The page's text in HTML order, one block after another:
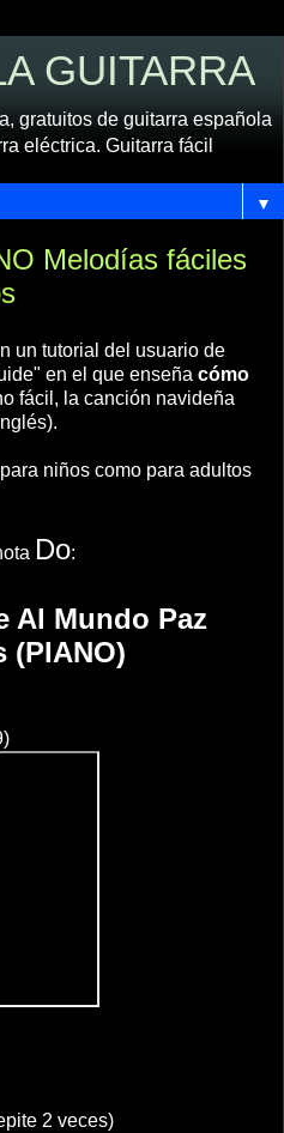
GUITARRA
gratuitos de guitarra española
eléctrica. Guitarra fácil
▼
Melodías fáciles
un tutorial del usuario de
en el que enseña cómo
fácil, la canción navideña
niños como para adultos
Do:
Al Mundo Paz
(PIANO)
2 veces)